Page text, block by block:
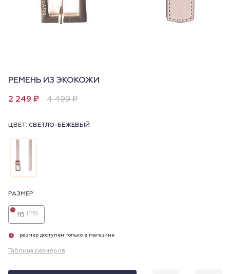
РЕМЕНЬ ИЗ ЭКОКОЖИ
2 249 ₽ 4 499 ₽
ЦВЕТ: СВЕТЛО-БЕЖЕВЫЙ
РАЗМЕР
115 (115)
i
i размер доступен только в магазине
Таблица размеров